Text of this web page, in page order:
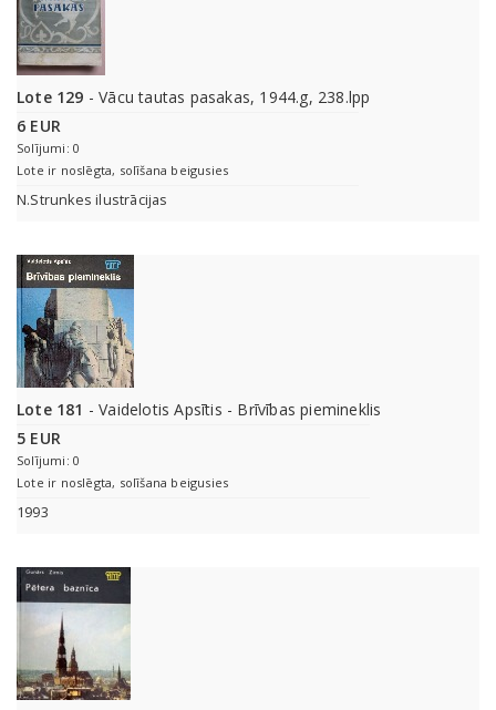
Lote 129 - Vācu tautas pasakas, 1944.g, 238.lpp
6 EUR
Solījumi: 0
Lote ir noslēgta, solīšana beigusies
N.Strunkes ilustrācijas
Lote 181 - Vaidelotis Apsītis - Brīvības piemineklis
5 EUR
Solījumi: 0
Lote ir noslēgta, solīšana beigusies
1993